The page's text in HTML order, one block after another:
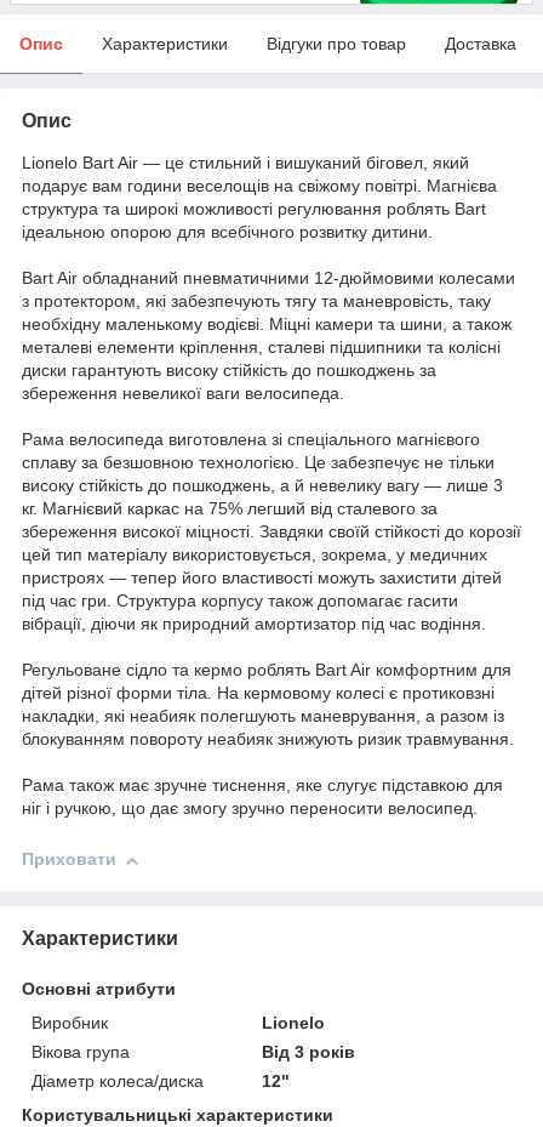
Опис Характеристики Відгуки про товар Доставка
Опис
Lionelo Bart Air — це стильний і вишуканий біговел, який
подарує вам години веселощів на свіжому повітрі. Магнієва
структура та широкі можливості регулювання роблять Bart
ідеальною опорою для всебічного розвитку дитини.
Bart Air обладнаний пневматичними 12-дюймовими колесами
з протектором, які забезпечують тягу та маневровість, таку
необхідну маленькому водієві. Міцні камери та шини, а також
металеві елементи кріплення, сталеві підшипники та колісні
диски гарантують високу стійкість до пошкоджень за
збереження невеликої ваги велосипеда.
Рама велосипеда виготовлена зі спеціального магнієвого
сплаву за безшовною технологією. Це забезпечує не тільки
високу стійкість до пошкоджень, а й невелику вагу — лише 3
кг. Магнієвий каркас на 75% легший від сталевого за
збереження високої міцності. Завдяки своїй стійкості до корозії
цей тип матеріалу використовується, зокрема, у медичних
пристроях — тепер його властивості можуть захистити дітей
під час гри. Структура корпусу також допомагає гасити
вібрації, діючи як природний амортизатор під час водіння.
Регульоване сідло та кермо роблять Bart Air комфортним для
дітей різної форми тіла. На кермовому колесі є протиковзні
накладки, які неабияк полегшують маневрування, а разом із
блокуванням повороту неабияк знижують ризик травмування.
Рама також має зручне тиснення, яке слугує підставкою для
ніг і ручкою, що дає змогу зручно переносити велосипед.
Приховати
Характеристики
Основні атрибути
Виробник
Lionelo
Вікова група
Від 3 років
Діаметр колеса/диска
12"
Користувальницькі характеристики